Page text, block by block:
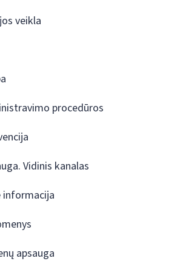
veikla
procedūros
Vidinis kanalas
informacija
apsauga